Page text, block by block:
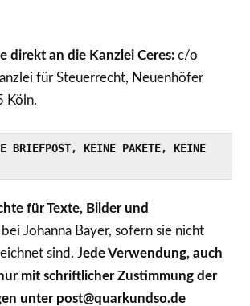
direkt an die Kanzlei Ceres:c/o
für Steuerrecht, Neuenhöfer
Köln.
BRIEFPOST, KEINE PAKETE, KEINE
für Texte, Bilder und
bei Johanna Bayer, sofern sie nicht
sind. Jede Verwendung, auch
mit schriftlicher Zustimmung der
unter post@quarkundso.de